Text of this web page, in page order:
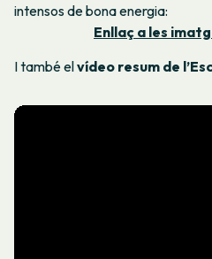
intensos de bona energia:
Enllaç a les
I també elvídeo resum de